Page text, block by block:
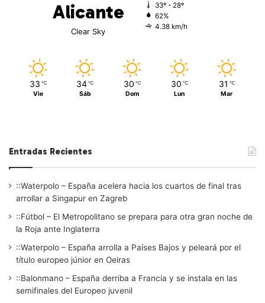
Alicante
Clear Sky
33º - 28º
62%
4.38 km/h
33 ℃
Vie
34 ℃
Sáb
30 ℃
Dom
30 ℃
Lun
31 ℃
Mar
Entradas Recientes
::Waterpolo – España acelera hacia los cuartos de final tras
arrollar a Singapur en Zagreb
::Fútbol – El Metropolitano se prepara para otra gran noche de
la Roja ante Inglaterra
::Waterpolo – España arrolla a Países Bajos y peleará por el
título europeo júnior en Oeiras
::Balonmano – España derriba a Francia y se instala en las
semifinales del Europeo juvenil